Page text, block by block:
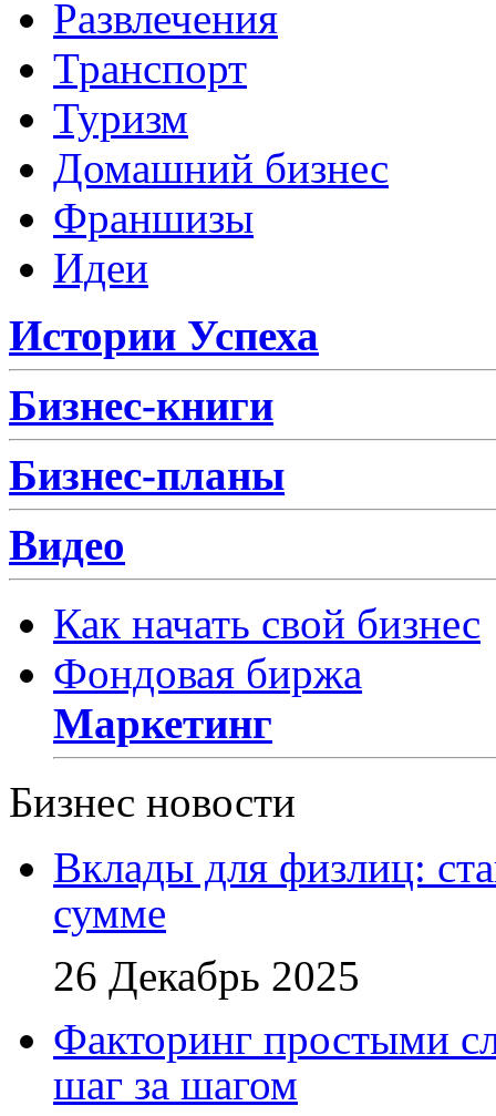
Развлечения
Транспорт
Туризм
Домашний бизнес
Франшизы
Идеи
Истории Успеха
Бизнес-книги
Бизнес-планы
Видео
Как начать свой бизнес
Фондовая биржа
Маркетинг
Бизнес новости
Вклады для физлиц:
сумме
26 Декабрь 2025
Факторинг простыми
шаг за шагом